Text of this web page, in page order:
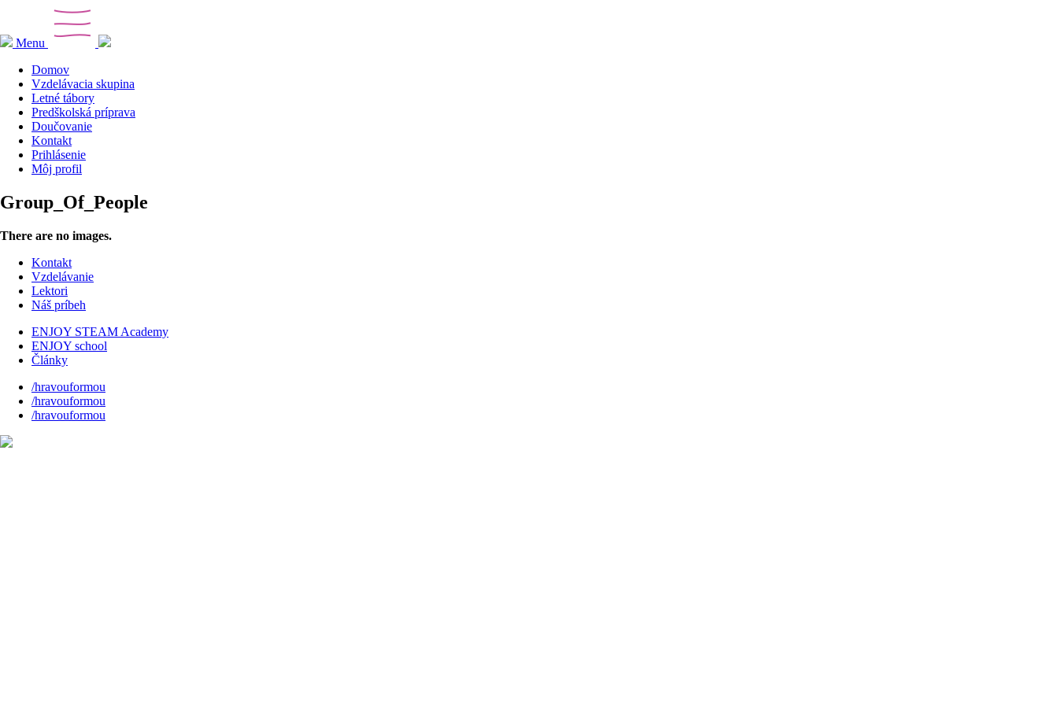
Menu
Domov
Vzdelávacia skupina
Letné tábory
Predškolská príprava
Doučovanie
Kontakt
Prihlásenie
Môj profil
Group_Of_People
There are no images.
Kontakt
Vzdelávanie
Lektori
Náš príbeh
ENJOY STEAM Academy
ENJOY school
Články
/hravouformou
/hravouformou
/hravouformou